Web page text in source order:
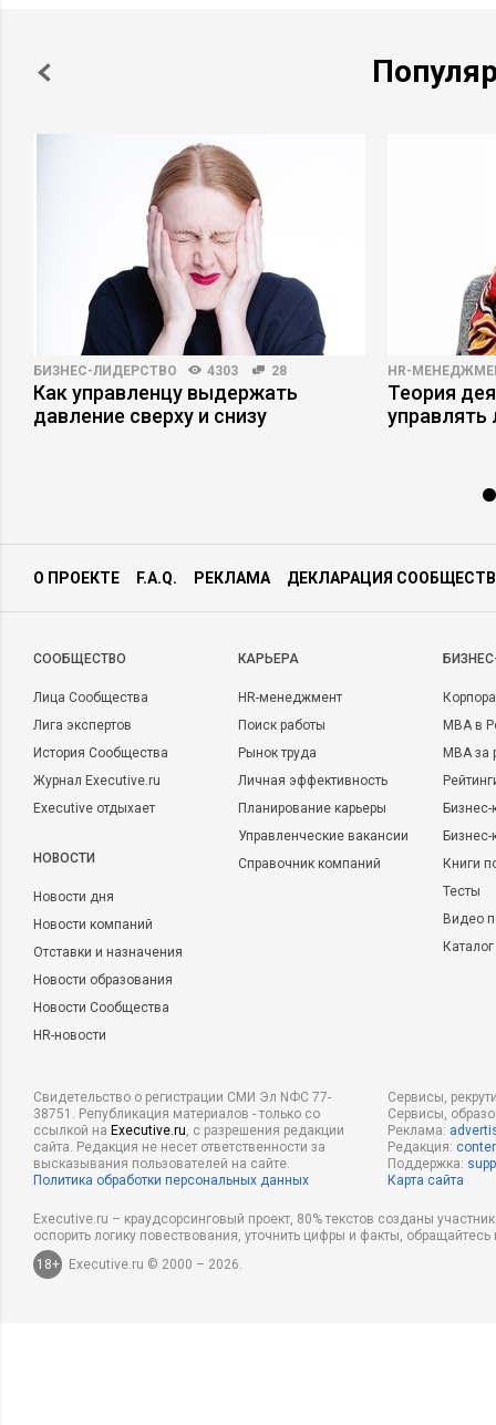
БИЗНЕС-ЛИДЕРСТВО 4303 28
Как управленцу выдержать
давление сверху и снизу
HR-
Теория
О ПРОЕКТЕ F.A.Q. РЕКЛАМА ДЕКЛАРАЦИЯ
CООБЩЕСТВО
Лица Сообщества
Лига экспертов
История Сообщества
Журнал Executive.ru
Executive отдыхает
НОВОСТИ
Новости дня
Новости компаний
Отставки и назначения
Новости образования
Новости Сообщества
HR-новости
КАРЬЕРА
HR-менеджмент
Поиск работы
Рынок труда
Личная эффективность
Планирование карьеры
Управленческие вакансии
Справочник компаний
MBA в
MBA
Бизнес-
Книги
Тесты
Видео
Свидетельство о регистрации СМИ Эл NФС 77-
38751. Републикация материалов - только со
ссылкой на Executive.ru, с разрешения редакции
сайта. Редакция не несет ответственности за
высказывания пользователей на сайте.
Политика обработки персональных данных
Сервисы,
Сервисы,
Реклама:
Редакция:
Поддержка:
Карта сайта
Executive.ru – краудсорсинговый проект, 80% текстов созданы
оспорить логику повествования, уточнить цифры и факты,
18+
Executive.ru © 2000 – 2026.